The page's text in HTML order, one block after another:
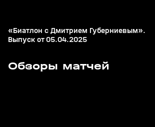
«Биатлон с Дмитрием Губерниевым».
Выпуск от 05.04.2025
Обзоры матчей
Сегодня, 20:24